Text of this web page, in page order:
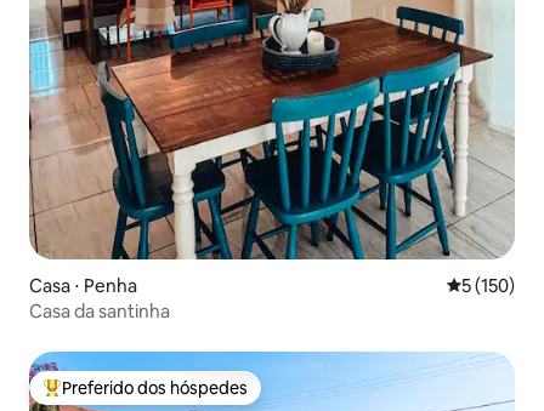
Casa ⋅ Penha 5 de uma
5 (150)
Casa da santinha
Entre os melhores preferidos dos hóspedes
Preferido dos hóspedes